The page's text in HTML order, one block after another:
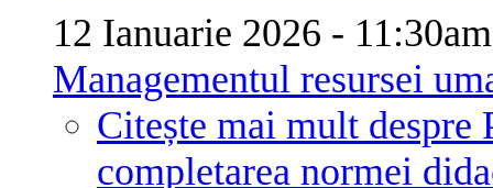
12 Ianuarie 2026 -
Managementul resursei
Citește mai mult despre
completarea normei